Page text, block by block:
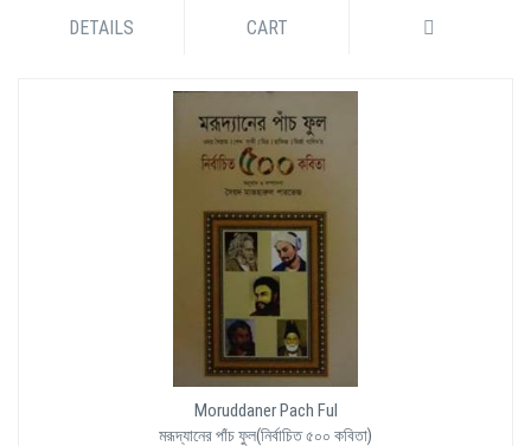
DETAILS CART
Moruddaner Pach Ful
মরূদ্যানের পাঁচ ফুল(নির্বাচিত ৫০০ কবিতা)